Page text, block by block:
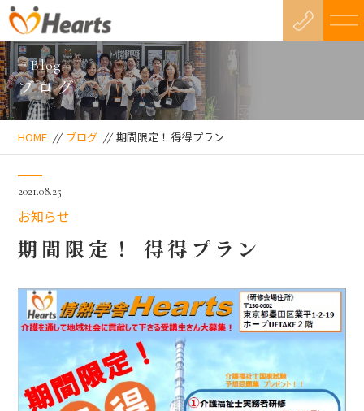
Blog
ブログ
HOME // ブログ // 期間限定！ 得得プラン
2021.08.25
お知らせ
期間限定！ 得得プラン